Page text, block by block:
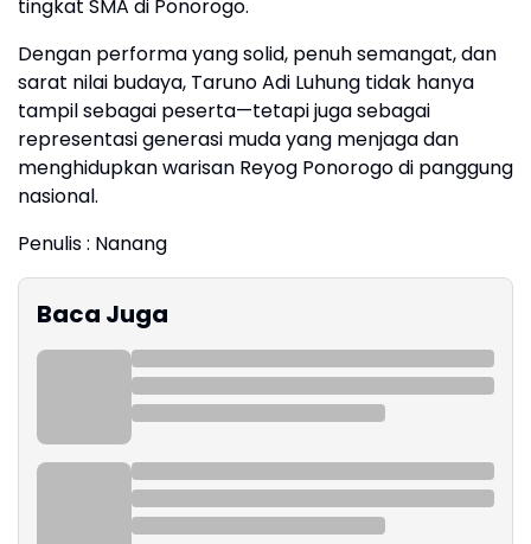
tingkat SMA di Ponorogo.
Dengan performa yang solid, penuh semangat, dan
sarat nilai budaya, Taruno Adi Luhung tidak hanya
tampil sebagai peserta—tetapi juga sebagai
representasi generasi muda yang menjaga dan
menghidupkan warisan Reyog Ponorogo di panggung
nasional.
Penulis : Nanang
Baca Juga